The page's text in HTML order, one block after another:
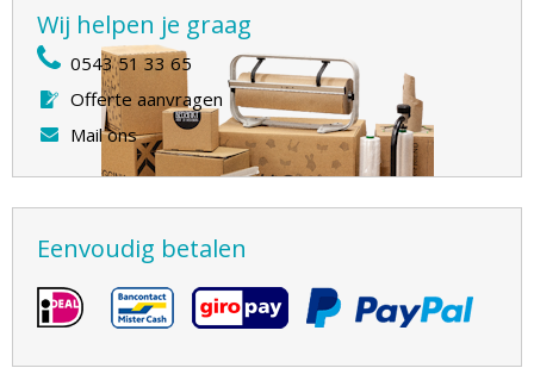
Wij helpen je graag
0543 51 33 65
Offerte aanvragen
Mail ons
Eenvoudig betalen